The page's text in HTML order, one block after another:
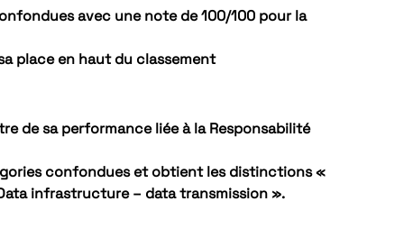
avec une note de 100/100 pour la
place en haut du classement
de sa performance liée à la Responsabilité
confondues et obtient les distinctions «
infrastructure – data transmission ».